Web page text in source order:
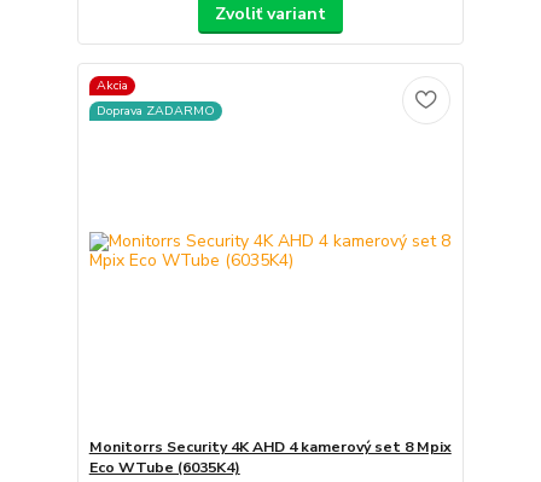
Zvoliť variant
Akcia
Doprava ZADARMO
Monitorrs Security 4K AHD 4 kamerový set 8 Mpix
Eco WTube (6035K4)